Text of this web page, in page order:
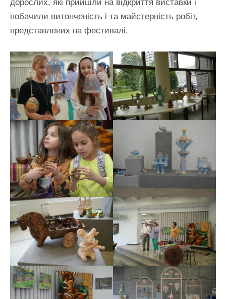
дорослих, які прийшли на відкриття виставки і
побачили витонченість і та майстерність робіт,
представлених на фестивалі.